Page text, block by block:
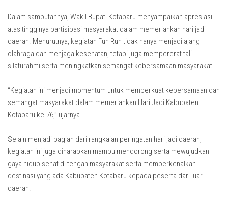
Dalam sambutannya, Wakil Bupati Kotabaru menyampaikan apresiasi
atas tingginya partisipasi masyarakat dalam memeriahkan hari jadi
daerah. Menurutnya, kegiatan Fun Run tidak hanya menjadi ajang
olahraga dan menjaga kesehatan, tetapi juga mempererat tali
silaturahmi serta meningkatkan semangat kebersamaan masyarakat.
“Kegiatan ini menjadi momentum untuk memperkuat kebersamaan dan
semangat masyarakat dalam memeriahkan Hari Jadi Kabupaten
Kotabaru ke-76,” ujarnya.
Selain menjadi bagian dari rangkaian peringatan hari jadi daerah,
kegiatan ini juga diharapkan mampu mendorong serta mewujudkan
gaya hidup sehat di tengah masyarakat serta memperkenalkan
destinasi yang ada Kabupaten Kotabaru kepada peserta dari luar
daerah.